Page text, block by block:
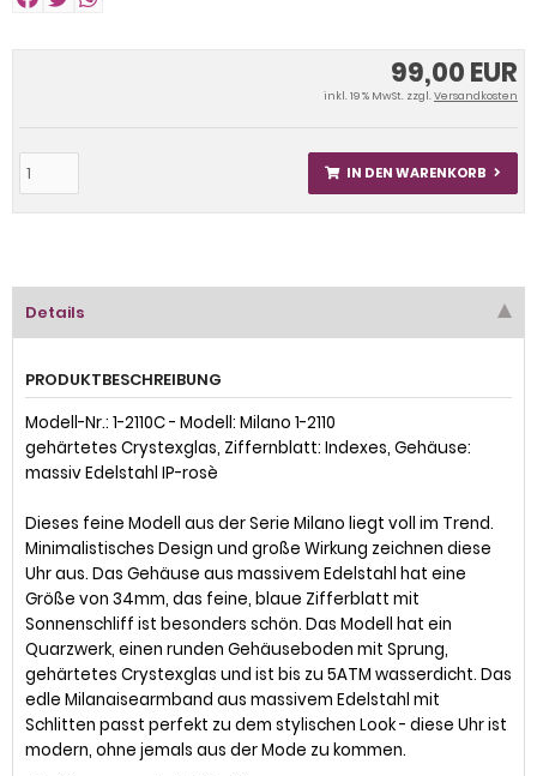
99,00 EUR
inkl. 19 % MwSt. zzgl.Versandkosten
IN DEN WARENKORB
Details
PRODUKTBESCHREIBUNG
Modell-Nr.: 1-2110C - Modell: Milano 1-2110
gehärtetes Crystexglas, Ziffernblatt: Indexes, Gehäuse:
massiv Edelstahl IP-rosè
Dieses feine Modell aus der Serie Milano liegt voll im Trend.
Minimalistisches Design und große Wirkung zeichnen diese
Uhr aus. Das Gehäuse aus massivem Edelstahl hat eine
Größe von 34mm, das feine, blaue Zifferblatt mit
Sonnenschliff ist besonders schön. Das Modell hat ein
Quarzwerk, einen runden Gehäuseboden mit Sprung,
gehärtetes Crystexglas und ist bis zu 5ATM wasserdicht. Das
edle Milanaisearmband aus massivem Edelstahl mit
Schlitten passt perfekt zu dem stylischen Look - diese Uhr ist
modern, ohne jemals aus der Mode zu kommen.